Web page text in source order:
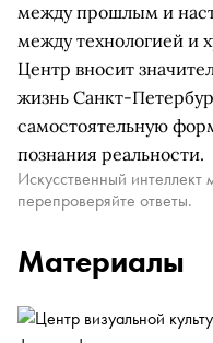
между прошлым и
между технологией и
Центр вносит
жизнь Санкт-
самостоятельную
познания реальности.
Искусственный
перепроверяйте ответы.
Материалы